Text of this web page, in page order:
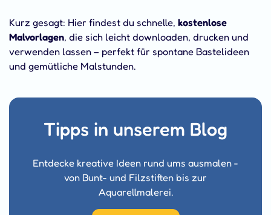
Kurz gesagt: Hier findest du schnelle, kostenlose
Malvorlagen, die sich leicht downloaden, drucken und
verwenden lassen – perfekt für spontane Bastelideen
und gemütliche Malstunden.
Tipps in unserem Blog
Entdecke kreative Ideen rund ums ausmalen -
von Bunt- und Filzstiften bis zur
Aquarellmalerei.